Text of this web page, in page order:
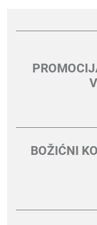
BOŽIĆNI